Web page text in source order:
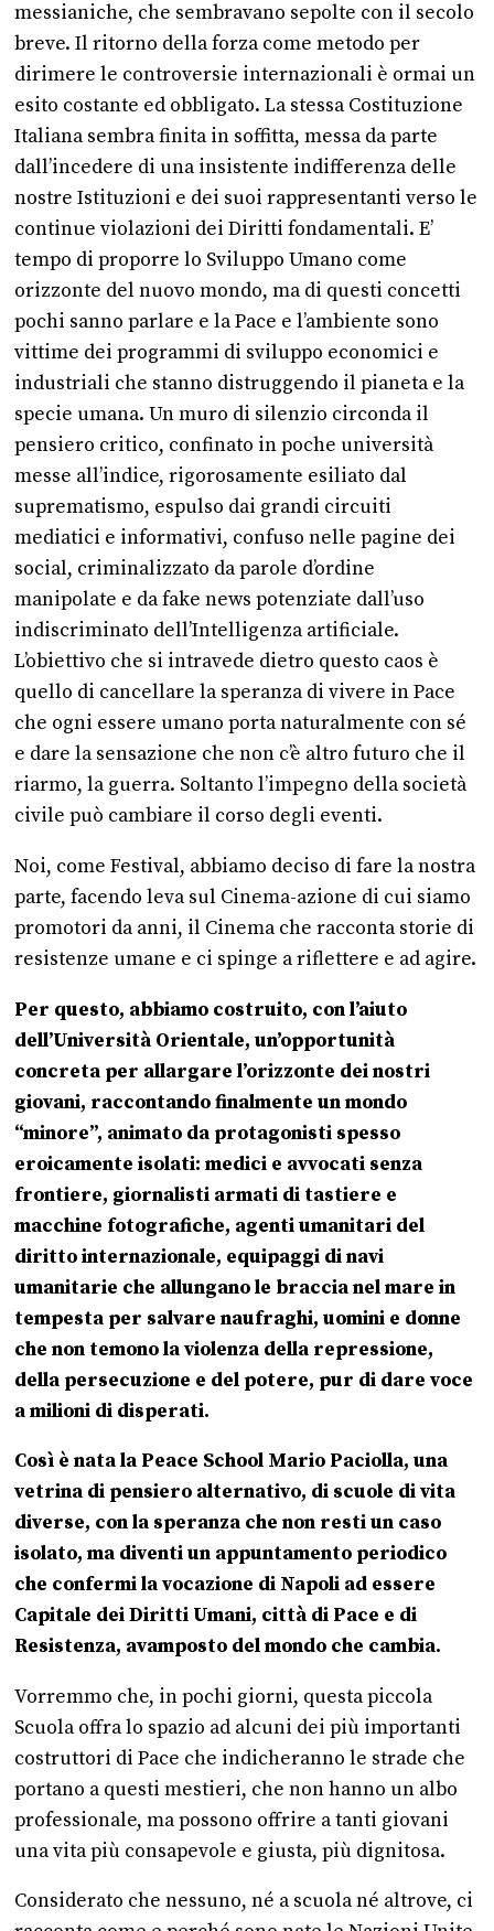
messianiche, che sembravano sepolte con il secolo
breve. Il ritorno della forza come metodo per
dirimere le controversie internazionali è ormai un
esito costante ed obbligato. La stessa Costituzione
Italiana sembra finita in soffitta, messa da parte
dall’incedere di una insistente indifferenza delle
nostre Istituzioni e dei suoi rappresentanti verso le
continue violazioni dei Diritti fondamentali. E’
tempo di proporre lo Sviluppo Umano come
orizzonte del nuovo mondo, ma di questi concetti
pochi sanno parlare e la Pace e l’ambiente sono
vittime dei programmi di sviluppo economici e
industriali che stanno distruggendo il pianeta e la
specie umana. Un muro di silenzio circonda il
pensiero critico, confinato in poche università
messe all’indice, rigorosamente esiliato dal
suprematismo, espulso dai grandi circuiti
mediatici e informativi, confuso nelle pagine dei
social, criminalizzato da parole d’ordine
manipolate e da fake news potenziate dall’uso
indiscriminato dell’Intelligenza artificiale.
L’obiettivo che si intravede dietro questo caos è
quello di cancellare la speranza di vivere in Pace
che ogni essere umano porta naturalmente con sé
e dare la sensazione che non c’è altro futuro che il
riarmo, la guerra. Soltanto l’impegno della società
civile può cambiare il corso degli eventi.
Noi, come Festival, abbiamo deciso di fare la nostra
parte, facendo leva sul Cinema-azione di cui siamo
promotori da anni, il Cinema che racconta storie di
resistenze umane e ci spinge a riflettere e ad agire.
Per questo, abbiamo costruito, con l’aiuto
dell’Università Orientale, un’opportunità
concreta per allargare l’orizzonte dei nostri
giovani, raccontando finalmente un mondo
“minore”, animato da protagonisti spesso
eroicamente isolati: medici e avvocati senza
frontiere, giornalisti armati di tastiere e
macchine fotografiche, agenti umanitari del
diritto internazionale, equipaggi di navi
umanitarie che allungano le braccia nel mare in
tempesta per salvare naufraghi, uomini e donne
che non temono la violenza della repressione,
della persecuzione e del potere, pur di dare voce
a milioni di disperati.
Così è nata la Peace School Mario Paciolla, una
vetrina di pensiero alternativo, di scuole di vita
diverse, con la speranza che non resti un caso
isolato, ma diventi un appuntamento periodico
che confermi la vocazione di Napoli ad essere
Capitale dei Diritti Umani, città di Pace e di
Resistenza, avamposto del mondo che cambia.
Vorremmo che, in pochi giorni, questa piccola
Scuola offra lo spazio ad alcuni dei più importanti
costruttori di Pace che indicheranno le strade che
portano a questi mestieri, che non hanno un albo
professionale, ma possono offrire a tanti giovani
una vita più consapevole e giusta, più dignitosa.
Considerato che nessuno, né a scuola né altrove, ci